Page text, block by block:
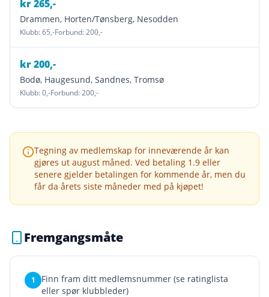
kr265,-
Drammen, Horten/Tønsberg, Nesodden
Klubb:65,-Forbund:200,-
kr200,-
Bodø, Haugesund, Sandnes, Tromsø
Klubb:0,-Forbund:200,-
Tegning av medlemskap for inneværende år kan
gjøres ut august måned. Ved betaling 1.9 eller
senere gjelder betalingen for kommende år, men du
får da årets siste måneder med på kjøpet!
Fremgangsmåte
1
Finn fram ditt medlemsnummer (se ratinglista
eller spør klubbleder)